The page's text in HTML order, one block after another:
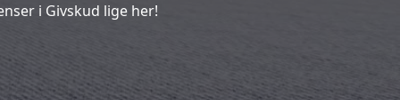
i Givskud lige her!